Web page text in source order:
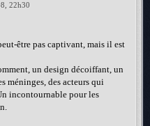
22h30
être pas captivant, mais il est
un design décoiffant, un
méninges, des acteurs qui
incontournable pour les